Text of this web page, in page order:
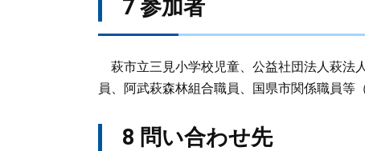
7 参加者
萩市立三見小学校児童、公益社団法人萩法
員、阿武萩森林組合職員、国県市関係職員等
8 問い合わせ先